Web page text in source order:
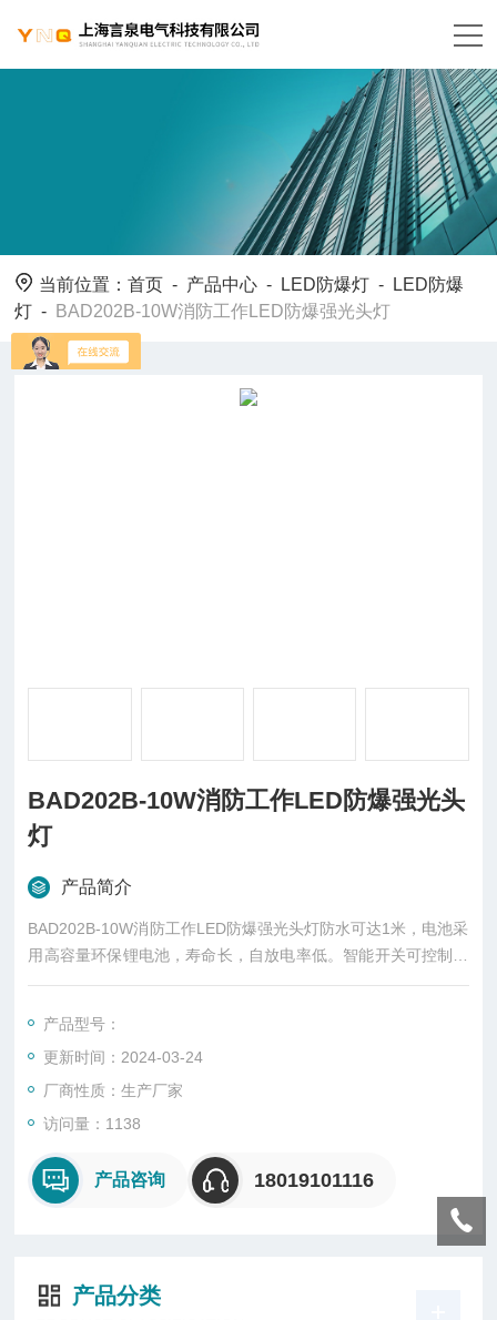
当前位置：首页 - 产品中心 - LED防爆灯 -
LED防爆
灯 - BAD202B-10W消防工作LED防爆强光头灯
BAD202B-10W消防工作LED防爆强光头
灯
产品简介
BAD202B-10W消防工作LED防爆强光头灯防水可达1米，电池采
用高容量环保锂电池，寿命长，自放电率低。智能开关可控制开
灯及关闭，同时长按开关2秒即可转换信号闪烁功能。选购帽扣
配有挂绳，可手拎及放入衣袋中携带。充电、放电、恒流采用芯
片控制，多重保护，安全、高效。
产品型号：
更新时间：2024-03-24
厂商性质：生产厂家
访问量：1138
产品咨询 18019101116
产品分类